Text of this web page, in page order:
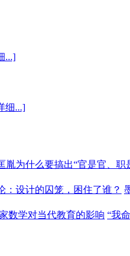
...]
细...]
胤为什么要搞出“官是官、
：设计的囚笼，困住了谁？
数学对当代教育的影响 “我